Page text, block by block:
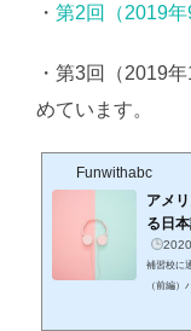
・ 第2回（2019年
・第3回（2019
めています。
Funwithabc
アメ
る日
補習校に
（前編）